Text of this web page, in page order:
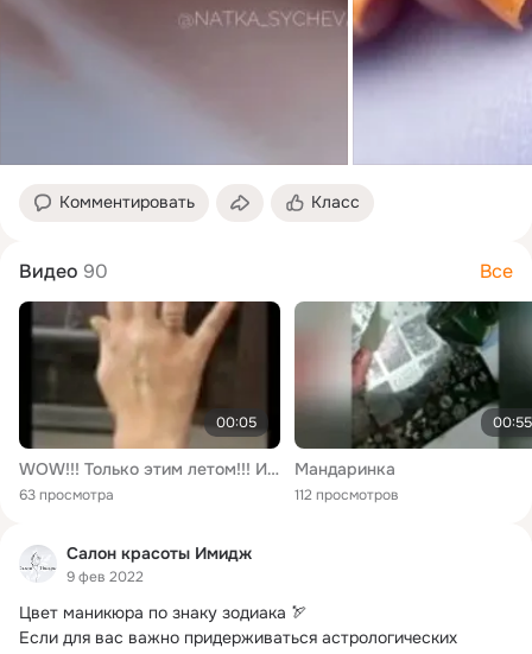
Комментировать Класс
Видео 90 Все
00:05
WOW!!! Только этим летом!!! И только в салоне красоты "Золотой мандарин"🍊 💅Маникюр + гель-лак = флэш татту в подарок!!!😍 ☏Подробности по тедефону: 32-28-28
63 просмотра
00:55
Мандаринка
112 просмотров
Салон красоты Имидж
9 фев 2022
Цвет маникюра по знаку зодиака 🏹
Если для вас важно придерживаться астрологических